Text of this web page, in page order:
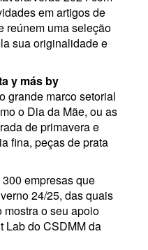
em artigos de
reúnem uma seleção
sua originalidade e
y más by
grande marco setorial
o Dia da Mãe, ou as
de primavera e
fina, peças de prata
empresas que
24/25, das quais
mostra o seu apoio
Lab do CSDMM da